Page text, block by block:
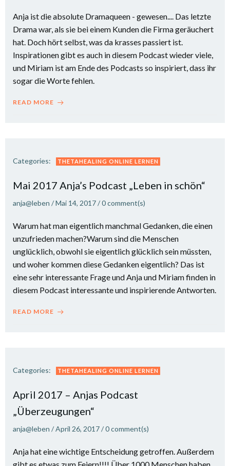
Anja ist die absolute Dramaqueen - gewesen.... Das letzte
Drama war, als sie bei einem Kunden die Firma geräuchert
hat. Doch hört selbst, was da krasses passiert ist.
Inspirationen gibt es auch in diesem Podcast wieder viele,
und Miriam ist am Ende des Podcasts so inspiriert, dass ihr
sogar die Worte fehlen.
READ MORE
Categories: THETAHEALING ONLINE LERNEN
Mai 2017 Anja’s Podcast „Leben in schön“
anja@leben /Mai 14, 2017/0comment(s)
Warum hat man eigentlich manchmal Gedanken, die einen
unzufrieden machen?Warum sind die Menschen
unglücklich, obwohl sie eigentlich glücklich sein müssten,
und woher kommen diese Gedanken eigentlich? Das ist
eine sehr interessante Frage und Anja und Miriam finden in
diesem Podcast interessante und inspirierende Antworten.
READ MORE
Categories: THETAHEALING ONLINE LERNEN
April 2017 – Anjas Podcast
„Überzeugungen“
anja@leben /April 26, 2017/0comment(s)
Anja hat eine wichtige Entscheidung getroffen. Außerdem